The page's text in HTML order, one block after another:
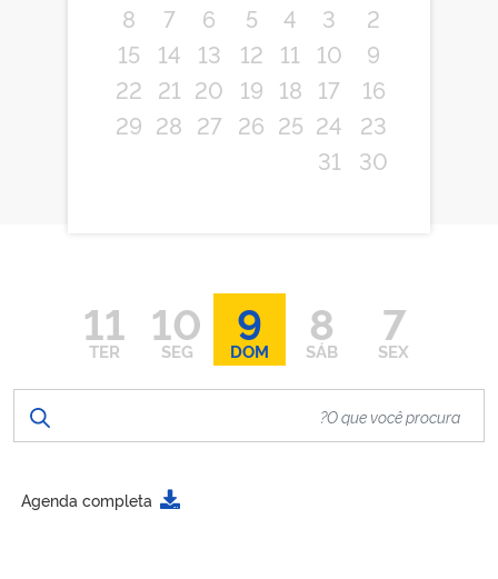
2
3
4
5
6
7
8
9
10
11
12
13
14
15
16
17
18
19
20
21
22
23
24
25
26
27
28
29
30
31
7
SEX
8
SÁB
9
DOM
10
SEG
11
TER
Agenda completa